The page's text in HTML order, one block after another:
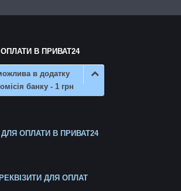
В ПРИВАТ24
в додатку
банку - 1 грн
ОПЛАТИ В ПРИВАТ24
ДЛЯ ОПЛАТ